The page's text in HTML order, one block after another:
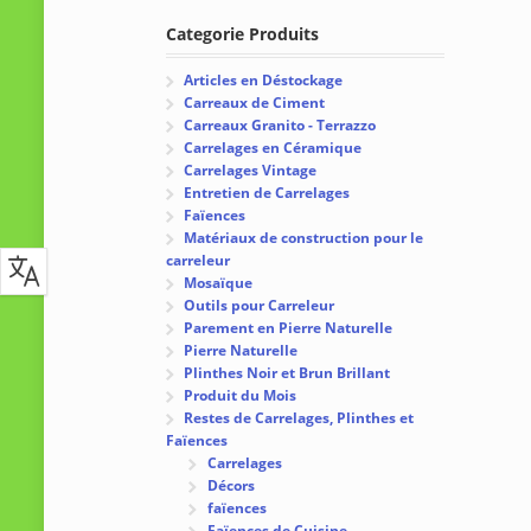
Categorie Produits
Articles en Déstockage
Carreaux de Ciment
Carreaux Granito - Terrazzo
Carrelages en Céramique
Carrelages Vintage
Entretien de Carrelages
Faïences
Matériaux de construction pour le
carreleur
Mosaïque
Outils pour Carreleur
Parement en Pierre Naturelle
Pierre Naturelle
Plinthes Noir et Brun Brillant
Produit du Mois
Restes de Carrelages, Plinthes et
Faïences
Carrelages
Décors
faïences